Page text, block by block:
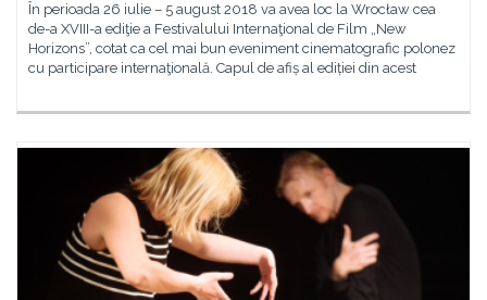
În perioada 26 iulie – 5 august 2018 va avea loc la Wrocław cea
de-a XVIII-a ediţie a Festivalului Internaţional de Film „New
Horizons”, cotat ca cel mai bun eveniment cinematografic polonez
cu participare internaţională. Capul de afiș al ediției din acest